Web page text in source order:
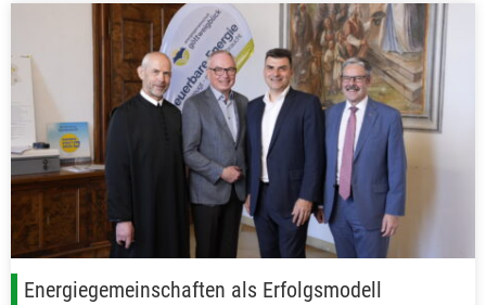
Energiegemeinschaften als Erfolgsmodell